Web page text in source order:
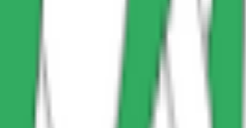
skjult perle? Skal vi la det forbli en
første til å legge igjen en vurdering?